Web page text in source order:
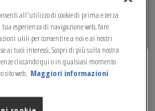
vita a una ricetta
all'utilizzo di cookie di prima e terza
esperienza di navigazione web, fare
utili per consentire a noi e ai nostri
tuoi interessi. Scopri di più sulla nostra
cliccando qui o in qualsiasi momento
sito web. Maggiori informazioni